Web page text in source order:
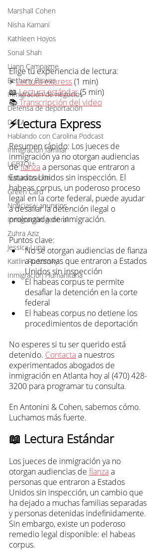
Marshall Cohen
Nisha Karnani
Kathleen Hoyos
Sonal Shah
Liann Campagne
Bethany Biswas
Inmigración de negocios
Defensa de deportación
DACA
Hablando con Carolina Podcast
Inmigración familiar
LGBTQI+
Naturalización
Green Card
Noticias y anuncios
Inmigración general
Zuhra Aziz
Jessica Luna
Kaitlin Rudzinskyi
Inmigración Humanitaria
Elige tu experiencia de lectura:
⚡ Lectura express (1 min)
📖 Lectura estándar (5 min)
📚 Transcripción del video
⚡Lectura Express
Resumen rápido: Los jueces de
inmigración ya no otorgan audiencias
de fianza a personas que entraron a
Estados Unidos sin inspección. El
habeas corpus, un poderoso proceso
legal en la corte federal, puede ayudar
a desafiar la detención ilegal o
prolongada de inmigración.
Puntos clave:
No se otorgan audiencias de fianza
a personas que entraron a Estados
Unidos sin inspección
El habeas corpus te permite
desafiar la detención en la corte
federal
El habeas corpus no detiene los
procedimientos de deportación
No esperes si tu ser querido está
detenido. Contacta a nuestros
experimentados abogados de
inmigración en Atlanta hoy al (470) 428-
3200 para programar tu consulta.
En Antonini & Cohen, sabemos cómo.
Luchamos más fuerte.
📖 Lectura Estándar
Los jueces de inmigración ya no
otorgan audiencias de fianza a
personas que entraron a Estados
Unidos sin inspección, un cambio que
ha dejado a muchas familias separadas
y personas detenidas indefinidamente.
Sin embargo, existe un poderoso
remedio legal disponible: el habeas
corpus.